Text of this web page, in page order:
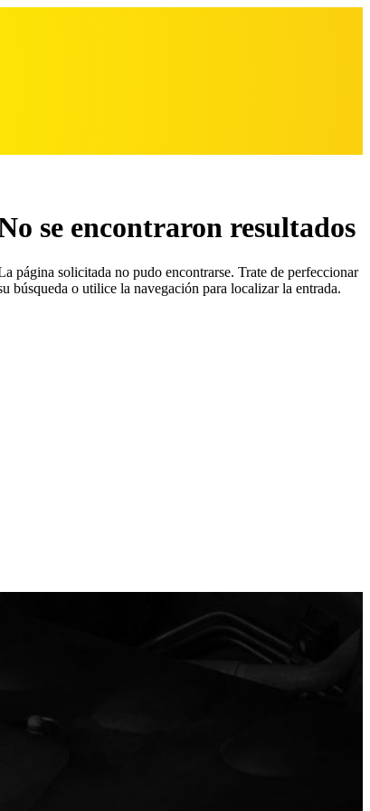
se encontraron resultados
página solicitada no pudo encontrarse. Trate de perfeccionar
búsqueda o utilice la navegación para localizar la entrada.